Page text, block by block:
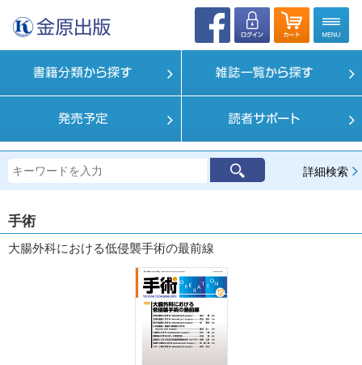
詳細検索
手術
大腸外科における低侵襲手術の最前線